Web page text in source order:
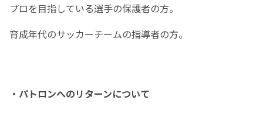
プロを目指している選手の保護者の方。
育成年代のサッカーチームの指導者の方。
・パトロンへのリターンについて